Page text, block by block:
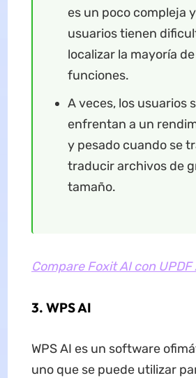
es un poco compleja
usuarios tienen
localizar la mayoría
funciones.
A veces, los usuarios
enfrentan a un
y pesado cuando se
traducir archivos de
tamaño.
Compare Foxit AI con UPDF
3. WPS AI
WPS AI es un software
uno que se puede utilizar